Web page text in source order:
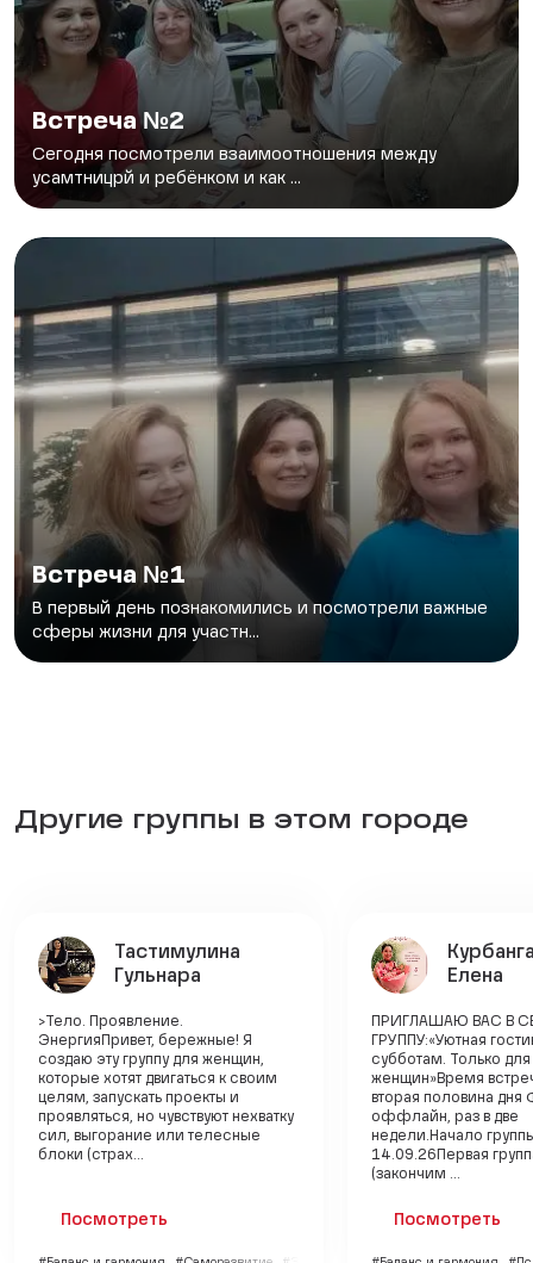
Встреча №2
Сегодня посмотрели взаимоотношения между
усамтницрй и ребёнком и как ...
Встреча №1
В первый день познакомились и посмотрели важные
сферы жизни для участн...
Другие группы в этом городе
Тастимулина
Гульнара
>Тело. Проявление.
ЭнергияПривет, бережные! Я
создаю эту группу для женщин,
которые хотят двигаться к своим
целям, запускать проекты и
проявляться, но чувствуют нехватку
сил, выгорание или телесные
блоки (страх...
Посмотреть
Елена
ПРИГЛАШАЮ ВАС В
ГРУППУ:«Уютная
субботам. Только для
женщин»Время
вторая половина дня
оффлайн, раз в две
недели.Начало
14.09.26Первая
(закончим ...
Посмотреть